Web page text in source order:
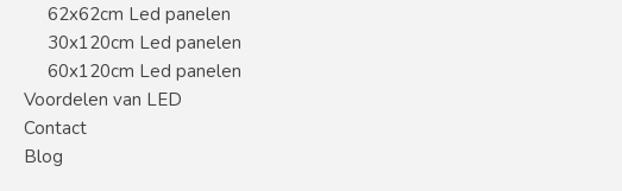
62x62cm Led panelen
30x120cm Led panelen
60x120cm Led panelen
Voordelen van LED
Contact
Blog